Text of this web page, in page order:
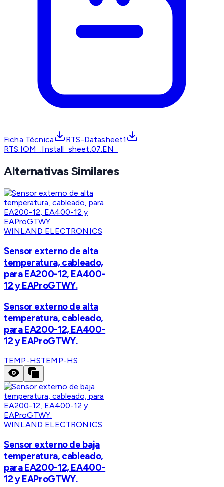
Ficha Técnica
RTS-Datasheet1
RTS.IOM_.Install_sheet.07.EN_
Alternativas Similares
WINLAND ELECTRONICS
Sensor externo de alta
temperatura, cableado,
para EA200-12, EA400-
12 y EAProGTWY.
Sensor externo de alta
temperatura, cableado,
para EA200-12, EA400-
12 y EAProGTWY.
TEMP-HSTEMP-HS
WINLAND ELECTRONICS
Sensor externo de baja
temperatura, cableado,
para EA200-12, EA400-
12 y EAProGTWY.